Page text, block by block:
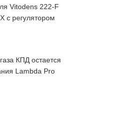
Vitodens 222-F
с регулятором
КПД остается
Lambda Pro